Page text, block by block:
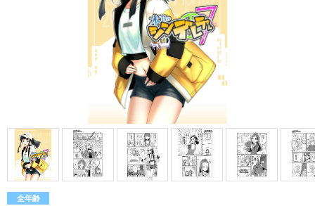
全年齢